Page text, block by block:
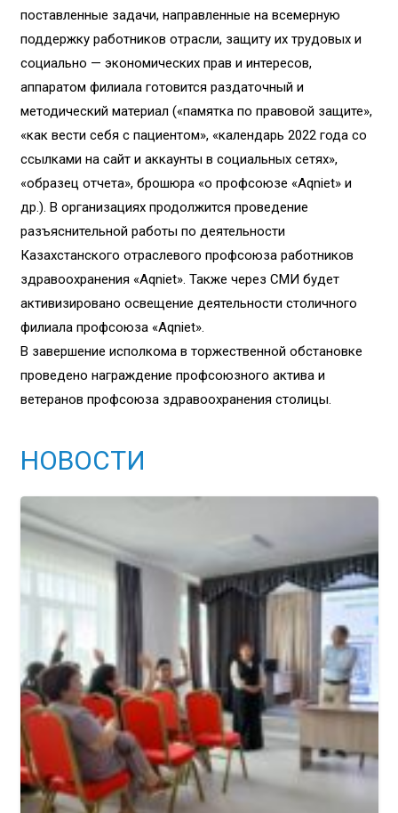
поставленные задачи, направленные на всемерную
поддержку работников отрасли, защиту их трудовых и
социально — экономических прав и интересов,
аппаратом филиала готовится раздаточный и
методический материал («памятка по правовой защите»,
«как вести себя с пациентом», «календарь 2022 года со
ссылками на сайт и аккаунты в социальных сетях»,
«образец отчета», брошюра «о профсоюзе «Aqniet» и
др.). В организациях продолжится проведение
разъяснительной работы по деятельности
Казахстанского отраслевого профсоюза работников
здравоохранения «Aqniet». Также через СМИ будет
активизировано освещение деятельности столичного
филиала профсоюза «Aqniet».
В завершение исполкома в торжественной обстановке
проведено награждение профсоюзного актива и
ветеранов профсоюза здравоохранения столицы.
НОВОСТИ